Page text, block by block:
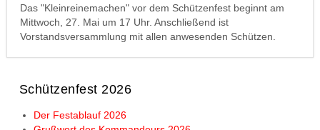
Das "Kleinreinemachen" vor dem Schützenfest beginnt am
Mittwoch, 27. Mai um 17 Uhr. Anschließend ist
Vorstandsversammlung mit allen anwesenden Schützen.
Schützenfest 2026
Der Festablauf 2026